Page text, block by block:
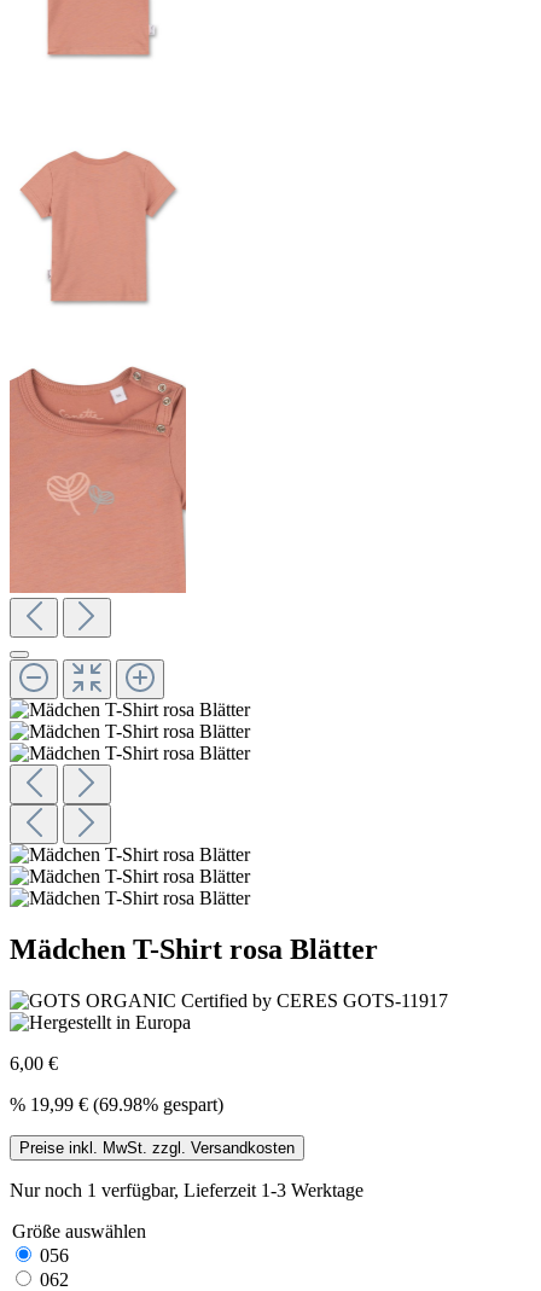
Mädchen T-Shirt rosa Blätter
6,00 €
% 19,99 € (69.98% gespart)
Preise inkl. MwSt. zzgl. Versandkosten
Nur noch 1 verfügbar, Lieferzeit 1-3 Werktage
Größe auswählen
056
062